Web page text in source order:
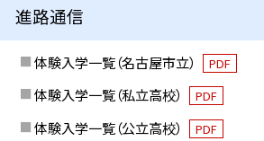
進路通信
体験入学一覧（名古屋市立） PDF
体験入学一覧（私立高校） PDF
体験入学一覧（公立高校） PDF